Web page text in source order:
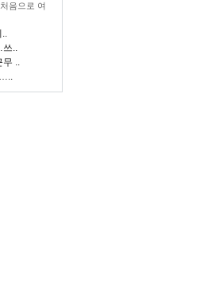
음으로 여
..
쓰..
무 ..
…..